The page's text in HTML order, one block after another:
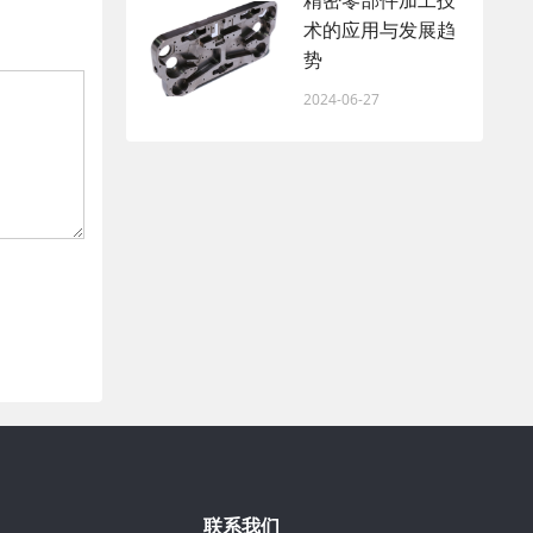
术的应用与发展趋
势
2024-06-27
联系我们